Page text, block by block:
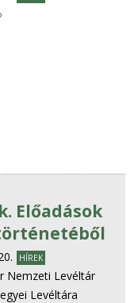
Előadások
HÍREK
Nemzeti Levéltár
Levéltára